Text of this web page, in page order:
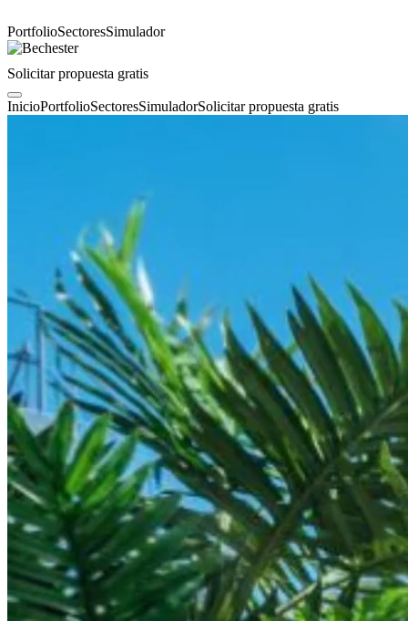
PortfolioSectoresSimulador
Solicitar propuesta gratis
InicioPortfolioSectoresSimuladorSolicitar propuesta gratis